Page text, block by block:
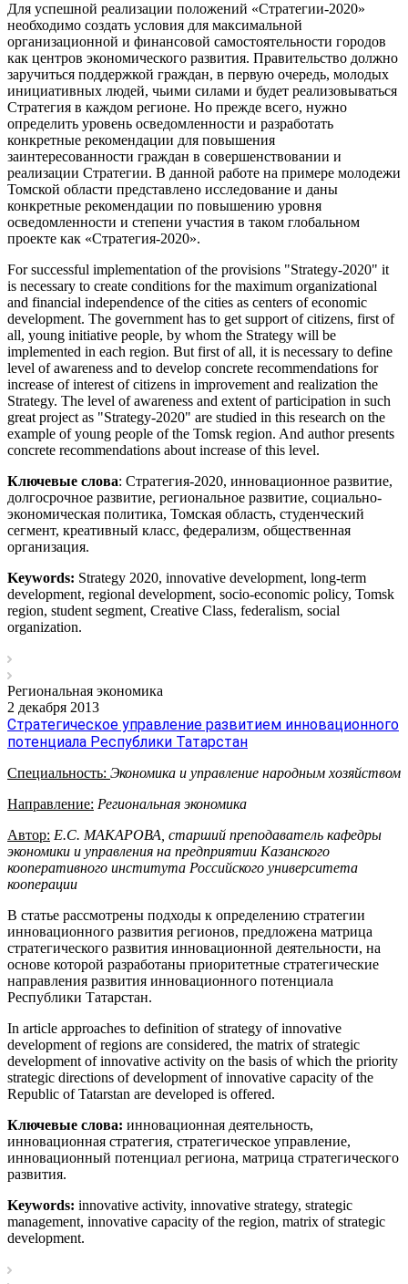
Для успешной реализации положений «Стратегии-2020»
необходимо создать условия для максимальной
организационной и финансовой самостоятельности городов
как центров экономического развития. Правительство должно
заручиться поддержкой граждан, в первую очередь, молодых
инициативных людей, чьими силами и будет реализовываться
Стратегия в каждом регионе. Но прежде всего, нужно
определить уровень осведомленности и разработать
конкретные рекомендации для повышения
заинтересованности граждан в совершенствовании и
реализации Стратегии. В данной работе на примере молодежи
Томской области представлено исследование и даны
конкретные рекомендации по повышению уровня
осведомленности и степени участия в таком глобальном
проекте как «Стратегия-2020».
For successful implementation of the provisions "Strategy-2020" it
is necessary to create conditions for the maximum organizational
and financial independence of the cities as centers of economic
development. The government has to get support of citizens, first of
all, young initiative people, by whom the Strategy will be
implemented in each region. But first of all, it is necessary to define
level of awareness and to develop concrete recommendations for
increase of interest of citizens in improvement and realization the
Strategy. The level of awareness and extent of participation in such
great project as "Strategy-2020" are studied in this research on the
example of young people of the Tomsk region. And author presents
concrete recommendations about increase of this level.
Ключевые слова: Стратегия-2020, инновационное развитие,
долгосрочное развитие, региональное развитие, социально-
экономическая политика, Томская область, студенческий
сегмент, креативный класс, федерализм, общественная
организация.
Keywords: Strategy 2020, innovative development, long-term
development, regional development, socio-economic policy, Tomsk
region, student segment, Creative Class, federalism, social
organization.
Региональная экономика
2 декабря 2013
Стратегическое управление развитием инновационного
потенциала Республики Татарстан
Специальность: Экономика и управление народным хозяйством
Направление: Региональная экономика
Автор: Е.С. МАКАРОВА, старший преподаватель кафедры
экономики и управления на предприятии Казанского
кооперативного института Российского университета
кооперации
В статье рассмотрены подходы к определению стратегии
инновационного развития регионов, предложена матрица
стратегического развития инновационной деятельности, на
основе которой разработаны приоритетные стратегические
направления развития инновационного потенциала
Республики Татарстан.
In article approaches to definition of strategy of innovative
development of regions are considered, the matrix of strategic
development of innovative activity on the basis of which the priority
strategic directions of development of innovative capacity of the
Republic of Tatarstan are developed is offered.
Ключевые слова: инновационная деятельность,
инновационная стратегия, стратегическое управление,
инновационный потенциал региона, матрица стратегического
развития.
Keywords: innovative activity, innovative strategy, strategic
management, innovative capacity of the region, matrix of strategic
development.